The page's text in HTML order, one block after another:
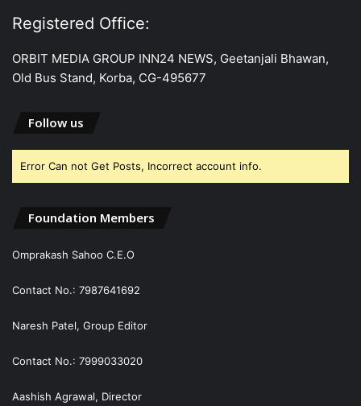
Registered Office:
ORBIT MEDIA GROUP INN24 NEWS, Geetanjali Bhawan,
Old Bus Stand, Korba, CG-495677
Follow us
Error Can not Get Posts, Incorrect account info.
Foundation Members
Omprakash Sahoo C.E.O
Contact No.: 7987641692
Naresh Patel, Group Editor
Contact No.: 7999033020
Aashish Agrawal, Director